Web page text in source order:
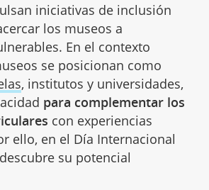
iniciativas de inclusión
los museos a
En el contexto
se posicionan como
, institutos y universidades,
para complementar los
con experiencias
ello, en el Día Internacional
su potencial